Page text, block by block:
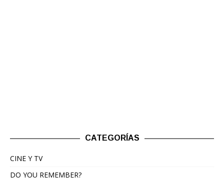
CATEGORÍAS
CINE Y TV
DO YOU REMEMBER?